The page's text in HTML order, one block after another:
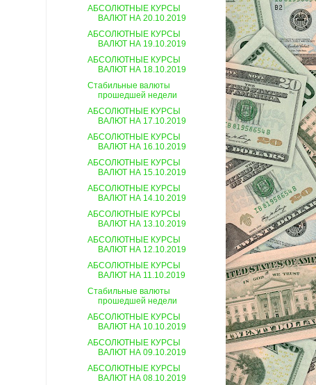
АБСОЛЮТНЫЕ КУРСЫ
ВАЛЮТ НА 20.10.2019
АБСОЛЮТНЫЕ КУРСЫ
ВАЛЮТ НА 19.10.2019
АБСОЛЮТНЫЕ КУРСЫ
ВАЛЮТ НА 18.10.2019
Стабильные валюты
прошедшей недели
АБСОЛЮТНЫЕ КУРСЫ
ВАЛЮТ НА 17.10.2019
АБСОЛЮТНЫЕ КУРСЫ
ВАЛЮТ НА 16.10.2019
АБСОЛЮТНЫЕ КУРСЫ
ВАЛЮТ НА 15.10.2019
АБСОЛЮТНЫЕ КУРСЫ
ВАЛЮТ НА 14.10.2019
АБСОЛЮТНЫЕ КУРСЫ
ВАЛЮТ НА 13.10.2019
АБСОЛЮТНЫЕ КУРСЫ
ВАЛЮТ НА 12.10.2019
АБСОЛЮТНЫЕ КУРСЫ
ВАЛЮТ НА 11.10.2019
Стабильные валюты
прошедшей недели
АБСОЛЮТНЫЕ КУРСЫ
ВАЛЮТ НА 10.10.2019
АБСОЛЮТНЫЕ КУРСЫ
ВАЛЮТ НА 09.10.2019
АБСОЛЮТНЫЕ КУРСЫ
ВАЛЮТ НА 08.10.2019